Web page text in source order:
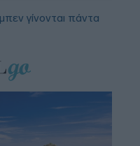
γίνονται πάντα